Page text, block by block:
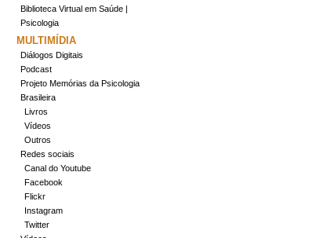
Biblioteca Virtual em Saúde |
Psicologia
MULTIMÍDIA
Diálogos Digitais
Podcast
Projeto Memórias da Psicologia
Brasileira
Livros
Vídeos
Outros
Redes sociais
Canal do Youtube
Facebook
Flickr
Instagram
Twitter